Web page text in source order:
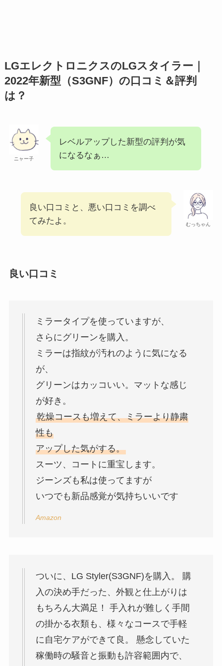
LGエレクトロニクスのLGスタイラー｜
2022年新型（S3GNF）の口コミ＆評判
は？
ニャー子
レベルアップした新型の評判が気
になるなぁ…
むっちゃん
良い口コミと、悪い口コミを調べ
てみたよ。
良い口コミ
ミラータイプを使っていますが、
さらにグリーンを購入。
ミラーは指紋が汚れのように気になる
が、
グリーンはカッコいい。マットな感じ
が好き。
乾燥コースも増えて、ミラーより静粛
性も
アップした気がする。
スーツ、コートに重宝します。
ジーンズも私は使ってますが
いつでも新品感覚が気持ちいいです
Amazon
ついに、LG Styler(S3GNF)を購入。 購
入の決め手だった、外観と仕上がりは
もちろん大満足！ 手入れが難しく手間
の掛かる衣類も、様々なコースで手軽
に自宅ケアができて良。 懸念していた
稼働時の騒音と振動も許容範囲内で、